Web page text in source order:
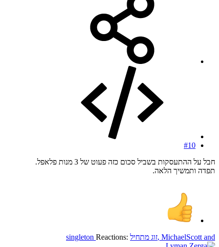
#10
חבל על ההתעסקות בשביל סכום כזה פעוט של 3 מנות פלאפל.
תפדה ותמשיך הלאה.
Reactions: זוג מתחיל, MichaelScott and
singleton